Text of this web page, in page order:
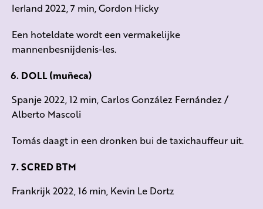
Ierland 2022, 7 min, Gordon Hicky
Een hoteldate wordt een vermakelijke
mannenbesnijdenis-les.
DOLL (muñeca)
Spanje 2022, 12 min, Carlos González Fernández /
Alberto Mascoli
Tomás daagt in een dronken bui de taxichauffeur uit.
SCRED BTM
Frankrijk 2022, 16 min, Kevin Le Dortz